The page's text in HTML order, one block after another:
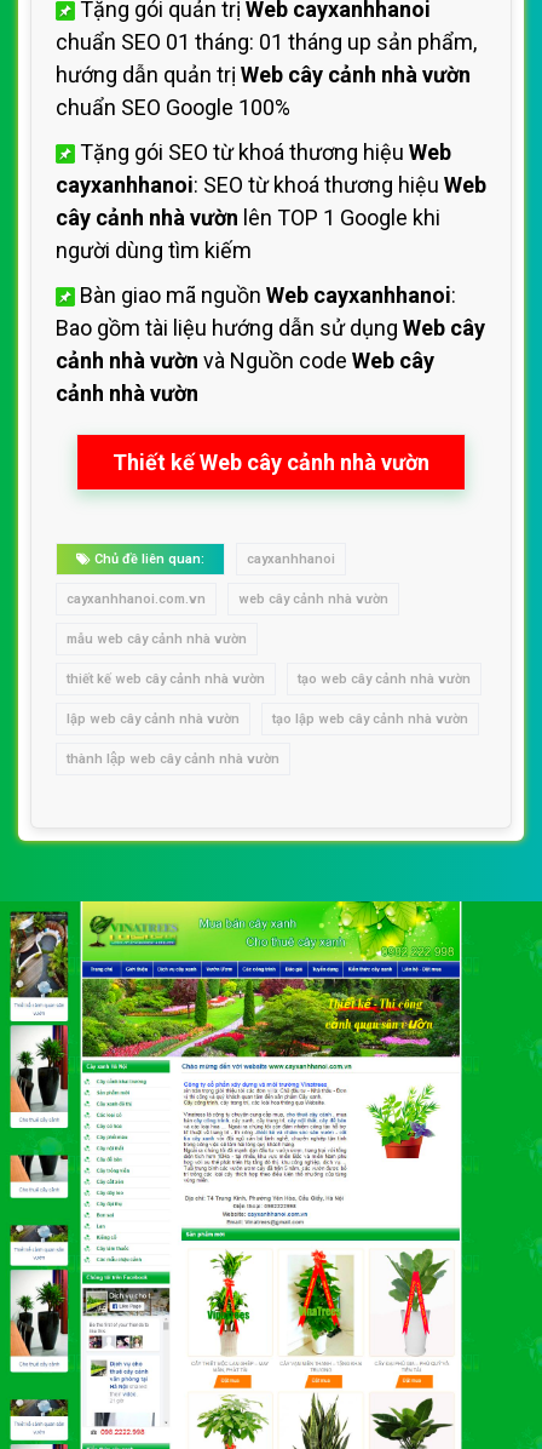
Tặng gói quản trị Web cayxanhhanoi
chuẩn SEO 01 tháng: 01 tháng up sản phẩm,
hướng dẫn quản trị Web cây cảnh nhà vườn
chuẩn SEO Google 100%
Tặng gói SEO từ khoá thương hiệu Web
cayxanhhanoi: SEO từ khoá thương hiệu Web
cây cảnh nhà vườn lên TOP 1 Google khi
người dùng tìm kiếm
Bàn giao mã nguồn Web cayxanhhanoi:
Bao gồm tài liệu hướng dẫn sử dụng Web cây
cảnh nhà vườn và Nguồn code Web cây
cảnh nhà vườn
Thiết kế Web cây cảnh nhà vườn
Chủ đề liên quan: cayxanhhanoi
cayxanhhanoi.com.vn web cây cảnh nhà vườn
mẫu web cây cảnh nhà vườn
thiết kế web cây cảnh nhà vườn tạo web cây cảnh nhà vườn
lập web cây cảnh nhà vườn tạo lập web cây cảnh nhà vườn
thành lập web cây cảnh nhà vườn